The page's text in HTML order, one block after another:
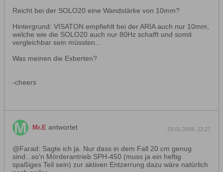
Reicht bei der SOLO20 eine Wandstärke von 10mm?
Hintergrund: VISATON empfiehlt bei der ARIA auch nur 10mm,
welche wie die SOLO20 auch nur 80Hz schafft und somit
vergleichbar sein müssten...
Was meinen die Exberten?
-cheers
Mr.E antwortet 29.01.2004, 22:27
@Farad: Sagte ich ja. Nur dass in dem Fall 20 cm genug
sind...so'n Mörderantrieb SPH-450 (muss ja ein heftig
spaßiges Teil sein) zur aktiven Entzerrung dazu wäre natürlich